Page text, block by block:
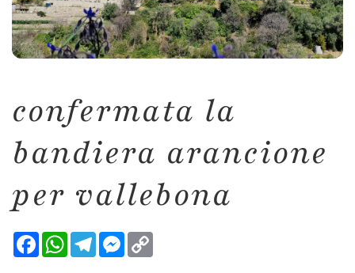
confermata la
bandiera arancione
per vallebona
FacebookWhatsApp
TelegramMessenger